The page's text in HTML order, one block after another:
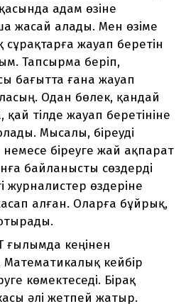
адам өзіне
жасай алады. Мен өзіме
жауап беретін
Тапсырма беріп,
бағытта ғана жауап
Одан бөлек, қандай
тілде жауап беретініне
Мысалы, біреуді
немесе біреуге жай ақпарат
байланысты сөздерді
журналистер өздеріне
алған. Оларға бұйрық,
ғылымда кеңінен
кейбір
көмектеседі. Бірақ
әлі жетпей жатыр.